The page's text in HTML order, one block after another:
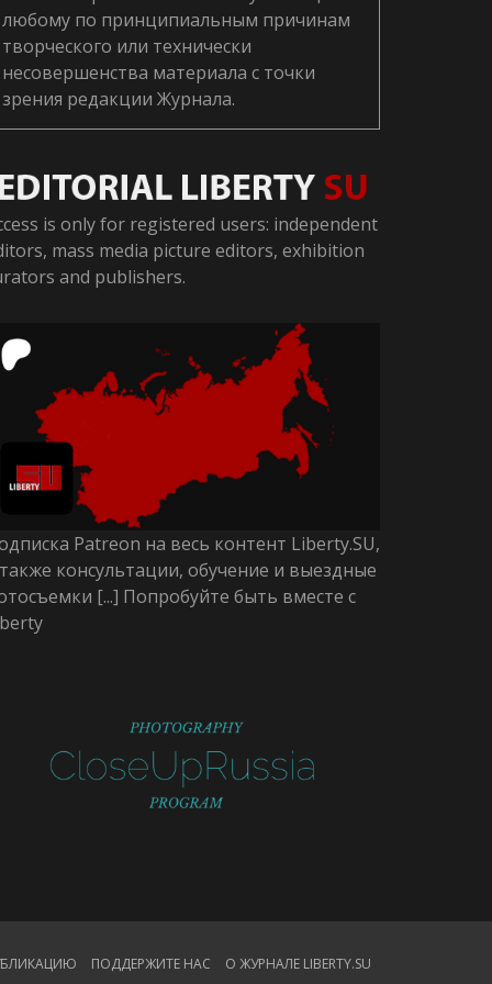
любому по принципиальным причинам
творческого или технически
несовершенства материала с точки
зрения редакции Журнала.
is only for registered users: independent
mass media picture editors, exhibition
and publishers.
Patreon на весь контент Liberty.SU,
консультации, обучение и выездные
[...] Попробуйте быть вместе с
ПОДДЕРЖИТЕ НАС О ЖУРНАЛЕ LIBERTY.SU